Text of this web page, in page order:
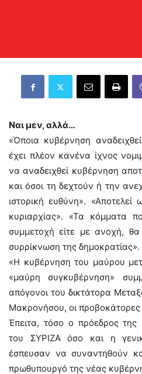
Ναι μεν, αλλά…
«Όποια κυβέρνηση
έχει πλέον κανένα ίχνος
να αναδειχθεί κυβέρνηση
και όσοι τη δεχτούν ή την
ιστορική ευθύνη».
κυριαρχίας». «Τα κόμματα
συμμετοχή είτε με ανοχή,
συρρίκνωση της δημοκρατίας».
«Η κυβέρνηση του μαύρου
«μαύρη συγκυβέρνηση»
απόγονοι του δικτάτορα
Μακρονήσου, οι
Έπειτα, τόσο ο πρόεδρος της
του ΣΥΡΙΖΑ όσο και η
έσπευσαν να συναντηθούν
πρωθυπουργό της νέας